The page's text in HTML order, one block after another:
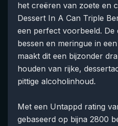
het creëren van zoete en
Dessert In A Can Triple
een perfect voorbeeld. De
bessen en meringue in
maakt dit een bijzonder
houden van rijke,
pittige alcoholinhoud.
Met een Untappd rating
gebaseerd op bijna 2800